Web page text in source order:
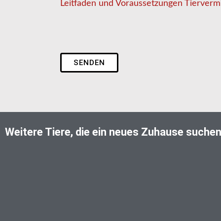
Leitfaden und Voraussetzungen
SENDEN
Weitere Tiere, die ein neues Zuhause suchen